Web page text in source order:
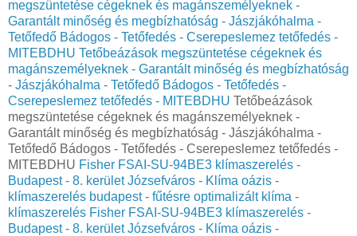
megszüntetése cégeknek és magánszemélyeknek -
Garantált minőség és megbízhatóság - Jászjákóhalma -
Tetőfedő Bádogos - Tetőfedés - Cserepeslemez tetőfedés -
MITEBDHU Tetőbeázások megszüntetése cégeknek és
magánszemélyeknek - Garantált minőség és megbízhatóság
- Jászjákóhalma - Tetőfedő Bádogos - Tetőfedés -
Cserepeslemez tetőfedés - MITEBDHU Tetőbeázások
megszüntetése cégeknek és magánszemélyeknek -
Garantált minőség és megbízhatóság - Jászjákóhalma -
Tetőfedő Bádogos - Tetőfedés - Cserepeslemez tetőfedés -
MITEBDHU Fisher FSAI-SU-94BE3 klímaszerelés -
Budapest - 8. kerület Józsefváros - Klíma oázis -
klímaszerelés budapest - fűtésre optimalizált klíma -
klímaszerelés Fisher FSAI-SU-94BE3 klímaszerelés -
Budapest - 8. kerület Józsefváros - Klíma oázis -